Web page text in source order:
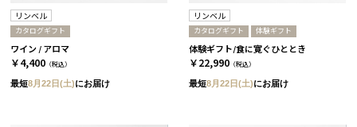
リンベル
カタログギフト
ワイン / アロマ
￥4,400 （税込）
最短8月22日(土)にお届け
リンベル
カタログギフト 体験ギフト
体験ギフト/食に寛ぐひととき
￥22,990 （税込）
最短8月22日(土)にお届け